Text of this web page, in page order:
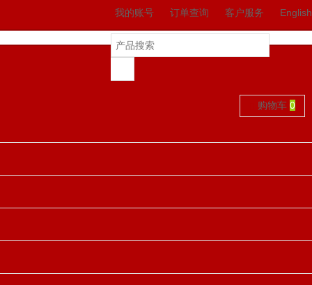
我的账号 订单查询 客户服务 English
购物车 0